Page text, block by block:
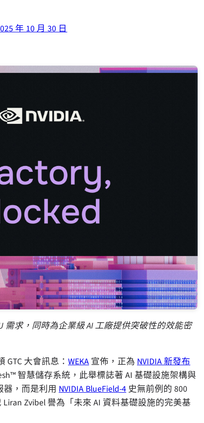
年 10 月 30 日
需求，同時為企業級 AI 工廠提供突破性的效能密
大會訊息： WEKA 宣佈，正為 NVIDIA 新發布
智慧儲存系統，此舉標誌著 AI 基礎設施架構與
器，而是利用 NVIDIA BlueField-4 史無前例的 800
Zvibel 譽為「未來 AI 資料基礎設施的完美基